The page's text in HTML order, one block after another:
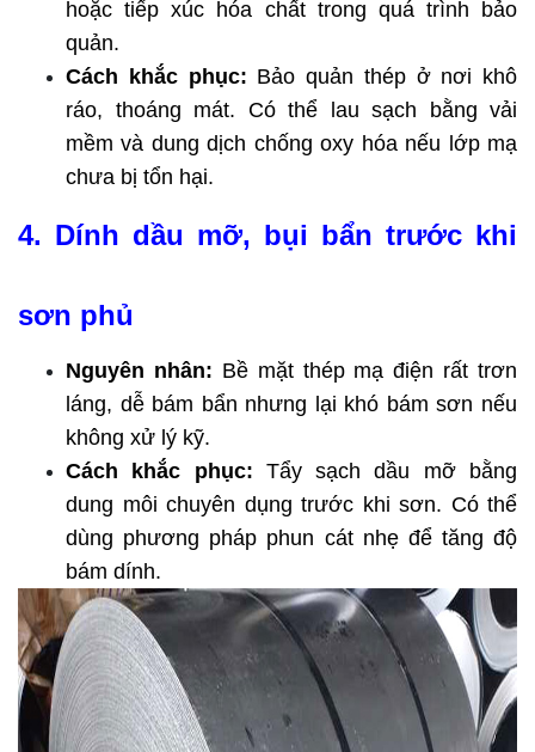
hoặc tiếp xúc hóa chất trong quá trình bảo
quản.
Cách khắc phục: Bảo quản thép ở nơi khô
ráo, thoáng mát. Có thể lau sạch bằng vải
mềm và dung dịch chống oxy hóa nếu lớp mạ
chưa bị tổn hại.
4. Dính dầu mỡ, bụi bẩn trước khi
sơn phủ
Nguyên nhân: Bề mặt thép mạ điện rất trơn
láng, dễ bám bẩn nhưng lại khó bám sơn nếu
không xử lý kỹ.
Cách khắc phục: Tẩy sạch dầu mỡ bằng
dung môi chuyên dụng trước khi sơn. Có thể
dùng phương pháp phun cát nhẹ để tăng độ
bám dính.